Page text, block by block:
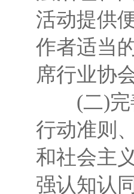
活动提供
作者适当
席行业协
(二)完善
行动准则
和社会主
强认知认